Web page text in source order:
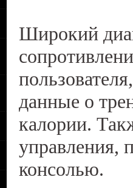
Широкий
данные о
калории.
управления,
консолью.